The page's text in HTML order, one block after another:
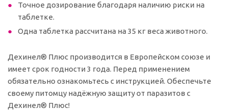
Точное дозирование благодаря наличию риски на
таблетке.
Одна таблетка рассчитана на 35 кг веса животного.
Дехинел® Плюс производится в Европейском союзе и
имеет срок годности 3 года. Перед применением
обязательно ознакомьтесь с инструкцией. Обеспечьте
своему питомцу надёжную защиту от паразитов с
Дехинел® Плюс!